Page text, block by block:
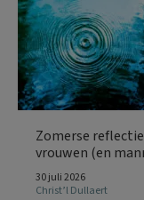
Zomerse
vrouwen (en
30 juli 2026
Christ’l Dullaert